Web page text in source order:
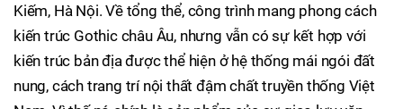
Kiếm, Hà Nội. Về tổng thể, công trình mang phong cách
kiến trúc Gothic châu Âu, nhưng vẫn có sự kết hợp với
kiến trúc bản địa được thể hiện ở hệ thống mái ngói đất
nung, cách trang trí nội thất đậm chất truyền thống Việt